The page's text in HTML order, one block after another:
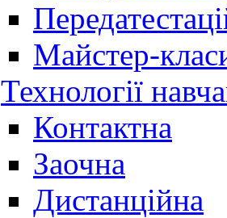
Майстер-
Технології
Контактна
Заочна
Дистанційна